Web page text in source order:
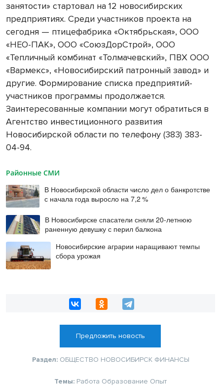
занятости» стартовал на 12 новосибирских
предприятиях. Среди участников проекта на
сегодня — птицефабрика «Октябрьская», ООО
«НЕО-ПАК», ООО «СоюзДорСтрой», ООО
«Тепличный комбинат «Толмачевский», ПВХ ООО
«Вармекс», «Новосибирский патронный завод» и
другие. Формирование списка предприятий-
участников программы продолжается.
Заинтересованные компании могут обратиться в
Агентство инвестиционного развития
Новосибирской области по телефону (383) 383-
04-94.
Районные СМИ
В Новосибирской области число дел о банкротстве
с начала года выросло на 7,2 %
В Новосибирске спасатели сняли 20-летнюю
раненную девушку с перил балкона
Новосибирские аграрии наращивают темпы
сбора урожая
Предложить новость
Раздел: ОБЩЕСТВО НОВОСИБИРСК ФИНАНСЫ
Темы: Работа Образование Опыт